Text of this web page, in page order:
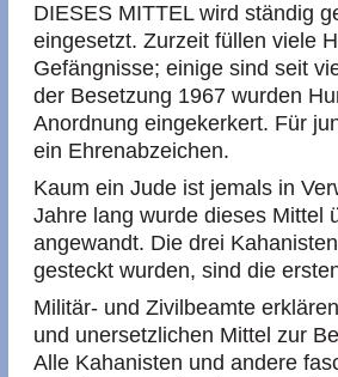
DIESES MITTEL wird ständig
eingesetzt. Zurzeit füllen viele
Gefängnisse; einige sind seit
der Besetzung 1967 wurden
Anordnung eingekerkert. Für
ein Ehrenabzeichen.
Kaum ein Jude ist jemals in
Jahre lang wurde dieses Mittel
angewandt. Die drei
gesteckt wurden, sind die
Militär- und Zivilbeamte
und unersetzlichen Mittel zur
Alle Kahanisten und andere